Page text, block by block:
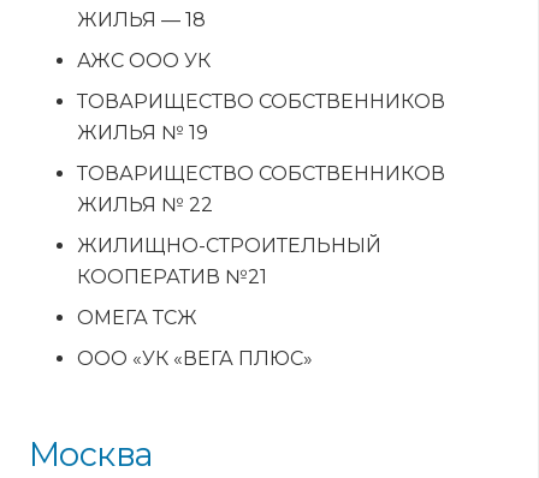
ЖИЛЬЯ — 18
АЖС ООО УК
ТОВАРИЩЕСТВО СОБСТВЕННИКОВ
ЖИЛЬЯ № 19
ТОВАРИЩЕСТВО СОБСТВЕННИКОВ
ЖИЛЬЯ № 22
ЖИЛИЩНО-СТРОИТЕЛЬНЫЙ
КООПЕРАТИВ №21
ОМЕГА ТСЖ
ООО «УК «ВЕГА ПЛЮС»
Москва